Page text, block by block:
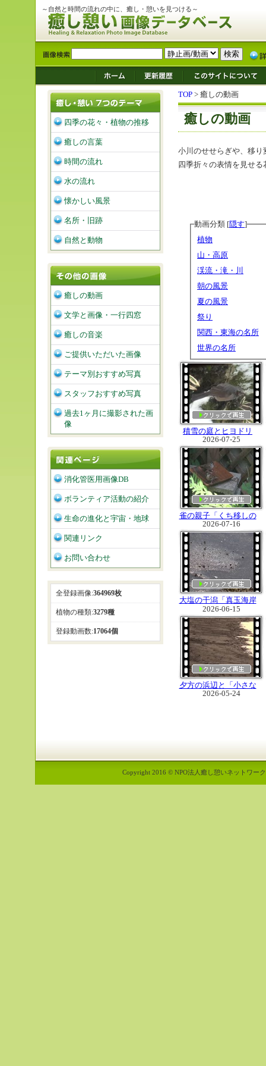
～自然と時間の流れの中に、癒し・憩いを見つける～
TOP > 癒しの動画
癒しの動画
小川のせせらぎや、移
四季折々の表情を見せ
動画分類 [隠す]
植物
山・高原
渓流・滝・川
朝の風景
夏の風景
祭り
関西・東海の名所
世界の名所
積雪の庭とヒヨドリ
2026-07-25
雀の親子「くち移しの
餌やり」
2026-07-16
大塩の干潟「真玉海岸
と潮干狩り」
2026-06-15
夕方の浜辺と「小さな
蟹たち」
2026-05-24
四季の花々・植物の推移
癒しの言葉
時間の流れ
水の流れ
懐かしい風景
名所・旧跡
自然と動物
癒しの動画
文学と画像・一行四窓
癒しの音楽
ご提供いただいた画像
テーマ別おすすめ写真
スタッフおすすめ写真
過去1ヶ月に撮影された画
像
消化管医用画像DB
ボランティア活動の紹介
生命の進化と宇宙・地球
関連リンク
お問い合わせ
全登録画像:364969枚
植物の種類:3279種
登録動画数:17064個
Copyright 2016 © NPO法人癒し憩いネットワー